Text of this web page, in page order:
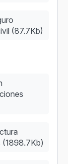
(87.7Kb)
(1898.7Kb)